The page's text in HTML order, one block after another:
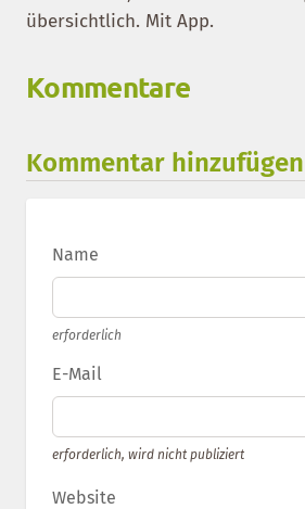
übersichtlich. Mit App.
Kommentare
Kommentar hinzufügen
Name
erforderlich
E-Mail
erforderlich, wird nicht publiziert
Website